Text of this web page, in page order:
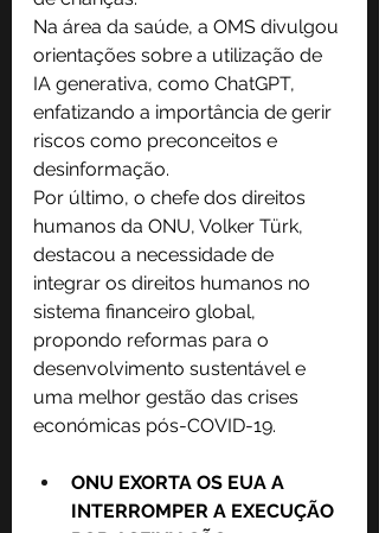
Na área da saúde, a OMS divulgou
orientações sobre a utilização de
IA generativa, como ChatGPT,
enfatizando a importância de gerir
riscos como preconceitos e
desinformação.
Por último, o chefe dos direitos
humanos da ONU, Volker Türk,
destacou a necessidade de
integrar os direitos humanos no
sistema financeiro global,
propondo reformas para o
desenvolvimento sustentável e
uma melhor gestão das crises
económicas pós-COVID-19.
ONU EXORTA OS EUA A
INTERROMPER A EXECUÇÃO